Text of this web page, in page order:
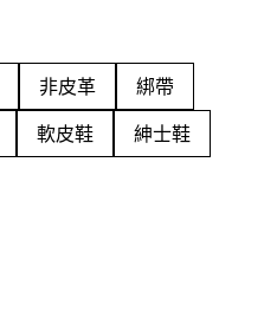
非皮革
綁帶
軟皮鞋 紳士鞋